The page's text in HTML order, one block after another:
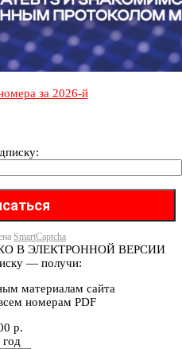
за 2026-й
SmartCaptcha
В ЭЛЕКТРОННОЙ ВЕРСИИ
— получи:
материалам сайта
номерам PDF
р.
год